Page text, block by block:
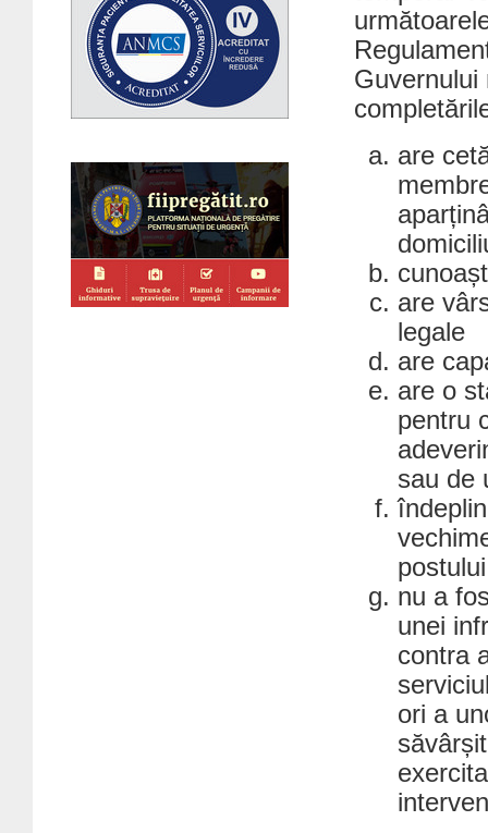
Guvernului
are
are
legale
are
are o
pentru
sau de
nu a
unei
contra
ori a